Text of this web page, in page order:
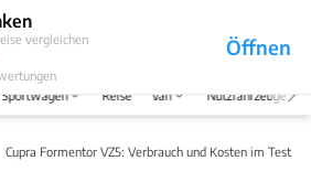
vergleichen Öffnen
Abo
Menü
Sportwagen Reise Van Nutzfahrzeuge
Cupra Formentor VZ5: Verbrauch und Kosten im Test